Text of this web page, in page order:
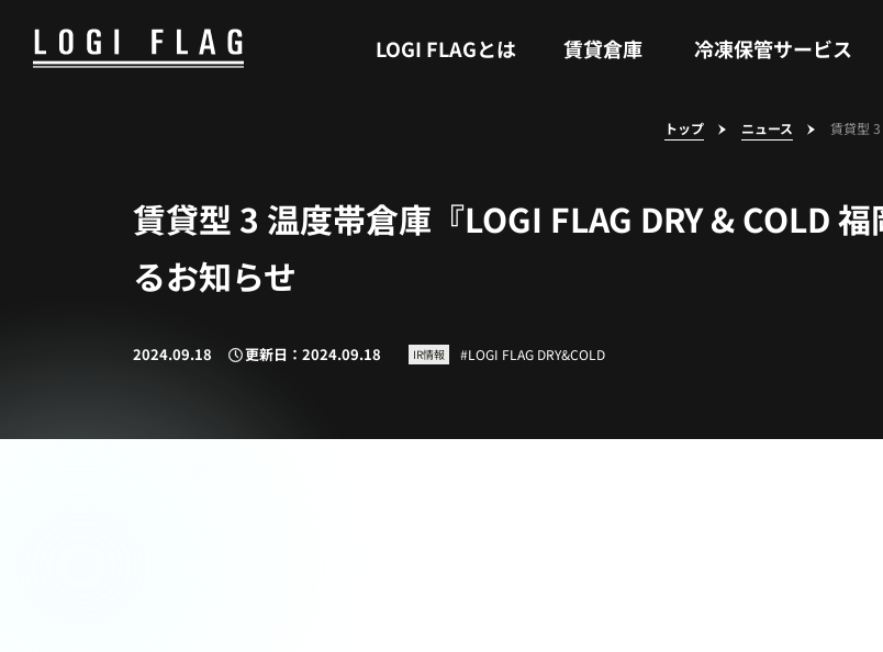
LOGI FLAGとは 賃貸倉庫 冷凍保管サービス
トップ ニュース 賃貸型
賃貸型 3 温度帯倉庫『LOGI FLAG DRY & COLD
るお知らせ
2024.09.18 更新日：2024.09.18 IR情報 LOGI FLAG DRY&COLD